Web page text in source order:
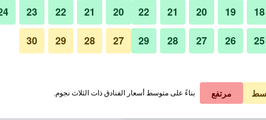
﷼ عرض الصفقة
﷼ عرض الصفقة
صور لـ فندق بريمير إن مجمع دبي
18
19
20
21
22
25
26
27
28
29
20
21
22
23
27
28
29
30
مرتفع بناءً على متوسط أسعار الفنادق ذات الثلاث نجوم.